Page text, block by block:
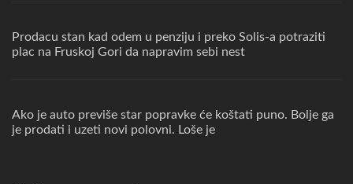
Prodacu stan kad odem u penziju i preko Solis-a potraziti
plac na Fruskoj Gori da napravim sebi nest
Ako je auto previše star popravke će koštati puno. Bolje ga
je prodati i uzeti novi polovni. Loše je